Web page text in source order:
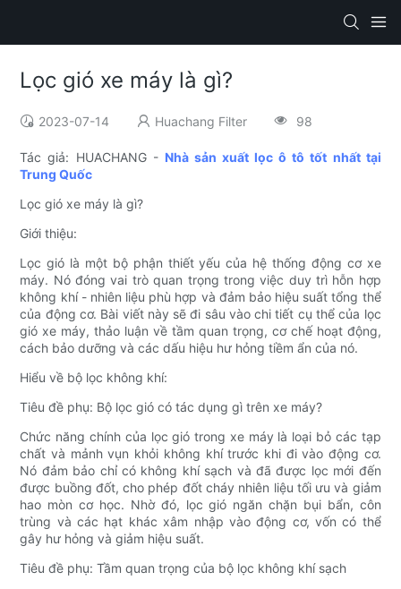
Lọc gió xe máy là gì?
2023-07-14 Huachang Filter 98
Tác giả: HUACHANG - Nhà sản xuất lọc ô tô tốt nhất tại
Trung Quốc
Lọc gió xe máy là gì?
Giới thiệu:
Lọc gió là một bộ phận thiết yếu của hệ thống động cơ xe
máy. Nó đóng vai trò quan trọng trong việc duy trì hỗn hợp
không khí - nhiên liệu phù hợp và đảm bảo hiệu suất tổng thể
của động cơ. Bài viết này sẽ đi sâu vào chi tiết cụ thể của lọc
gió xe máy, thảo luận về tầm quan trọng, cơ chế hoạt động,
cách bảo dưỡng và các dấu hiệu hư hỏng tiềm ẩn của nó.
Hiểu về bộ lọc không khí:
Tiêu đề phụ: Bộ lọc gió có tác dụng gì trên xe máy?
Chức năng chính của lọc gió trong xe máy là loại bỏ các tạp
chất và mảnh vụn khỏi không khí trước khi đi vào động cơ.
Nó đảm bảo chỉ có không khí sạch và đã được lọc mới đến
được buồng đốt, cho phép đốt cháy nhiên liệu tối ưu và giảm
hao mòn cơ học. Nhờ đó, lọc gió ngăn chặn bụi bẩn, côn
trùng và các hạt khác xâm nhập vào động cơ, vốn có thể
gây hư hỏng và giảm hiệu suất.
Tiêu đề phụ: Tầm quan trọng của bộ lọc không khí sạch